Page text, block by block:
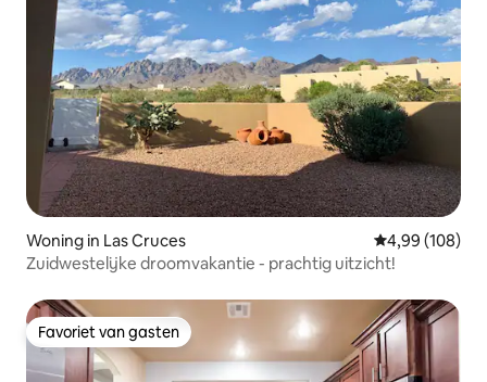
Woning in Las Cruces Gemiddelde
4,99 (108)
Zuidwestelijke droomvakantie - prachtig uitzicht!
Favoriet van gasten
Favoriet van gasten